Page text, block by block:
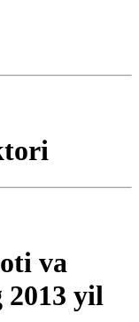
va
2013 yil